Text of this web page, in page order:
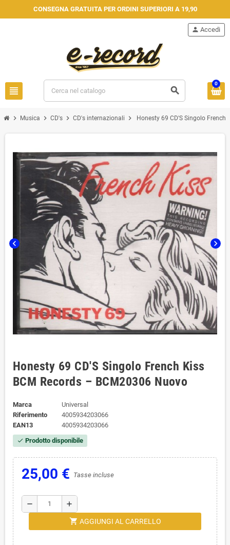
CONSEGNA GRATUITA PER ORDINI SUPERIORI A 19,90
view_headline search
person Accedi
0
chevron_right Musica chevron_right CD's chevron_right CD's internazionali chevron_right Honesty 69 CD'S Singolo French
chevron_left chevron_right
Honesty 69 CD'S Singolo French Kiss
BCM Records – BCM20306 Nuovo
Marca
Universal
Riferimento
4005934203066
EAN13
4005934203066
check Prodotto disponibile
25,00 € Tasse incluse
remove add
shopping_cart AGGIUNGI AL CARRELLO